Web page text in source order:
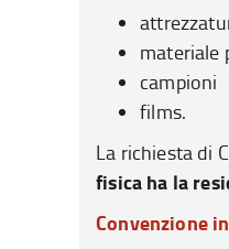
materiale
campioni
films.
La richiesta di
fisica ha la
Convenzione